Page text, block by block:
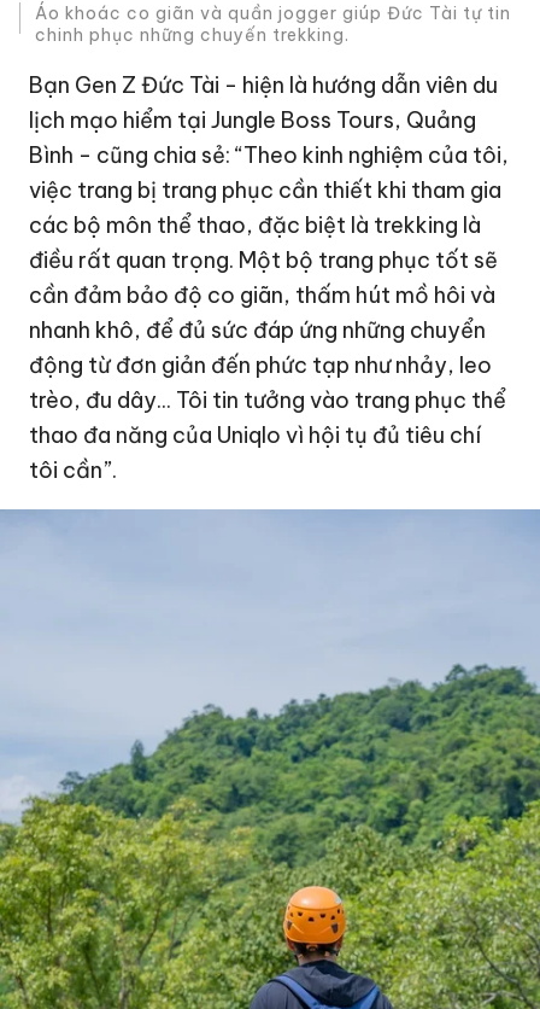
Áo khoác co giãn và quần jogger giúp Đức Tài tự tin
chinh phục những chuyến trekking.
Bạn Gen Z Đức Tài - hiện là hướng dẫn viên du
lịch mạo hiểm tại Jungle Boss Tours, Quảng
Bình - cũng chia sẻ: “Theo kinh nghiệm của tôi,
việc trang bị trang phục cần thiết khi tham gia
các bộ môn thể thao, đặc biệt là trekking là
điều rất quan trọng. Một bộ trang phục tốt sẽ
cần đảm bảo độ co giãn, thấm hút mồ hôi và
nhanh khô, để đủ sức đáp ứng những chuyển
động từ đơn giản đến phức tạp như nhảy, leo
trèo, đu dây... Tôi tin tưởng vào trang phục thể
thao đa năng của Uniqlo vì hội tụ đủ tiêu chí
tôi cần”.